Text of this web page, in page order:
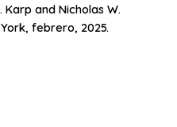
Karp and Nicholas W.
febrero, 2025.